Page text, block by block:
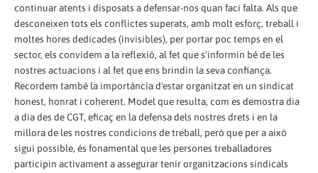
continuar atents i disposats a defensar-nos quan faci falta. Als que
desconeixen tots els conflictes superats, amb molt esforç, treball i
moltes hores dedicades (invisibles), per portar poc temps en el
sector, els convidem a la reflexió, al fet que s'informin bé de les
nostres actuacions i al fet que ens brindin la seva confiança.
Recordem també la importància d'estar organitzat en un sindicat
honest, honrat i coherent. Model que resulta, com es demostra dia
a dia des de CGT, eficaç en la defensa dels nostres drets i en la
millora de les nostres condicions de treball, però que per a això
sigui possible, és fonamental que les persones treballadores
participin activament a assegurar tenir organitzacions sindicals